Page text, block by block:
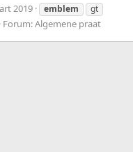
2019 emblem
gt
Forum:Algemene praat